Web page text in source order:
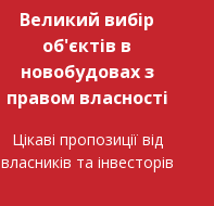
Великий вибір
об'єктів в
новобудовах з
правом власності
Цікаві пропозиції від
власників та інвесторів